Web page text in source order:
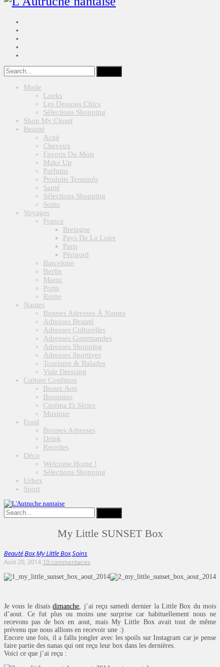
Mode
Looks
Les Dessous Chics
Sélections Shopping
Shop My Closet
Beauté
Acné
Cheveux
Favoris Du Mois
Make Up
Parfums
Produits Terminés
Santé
Sélections Shopping
Soins
Voyages
France
Bretagne
Pays De La Loire
Paris
Périgord
Barcelone
Berlin
Maroc
Porto
Rome
Nantes
Bonnes Adresses À Nantes
Adresses Beauté
Adresses Culturelles
Adresses Gourmandes
Adresses Shopping
Adresses Sportives
Tourisme & Balades
Vide Dressing
Culture Confiture
Beaux Arts
Bouquins
Cinéma Et Séries
Musique
Food
Bonnes Adresses
Drink
Recettes
Déco
Welcome Home !
Sélections Shopping
Urbex
Sport
My Little SUNSET Box
Beauté,Box,My Little Box,Soins
Août 20, 2014 10 commentaires
Je vous le disaisdimanche, j’ai reçu samedi dernier la Little Box du mois
d’aout. Ce fut plus ou moins une surprise car habituellement nous ne
recevons pas de box en aout, mais My Little Box avait tout de même
prévenu que nous allions en recevoir une :)
Encore une fois, il a fallu jongler avec les spoils sur Instagram car je pense
faire partie des nanas qui ont reçu leur box dans les dernières.
Voici ce que j’ai reçu :